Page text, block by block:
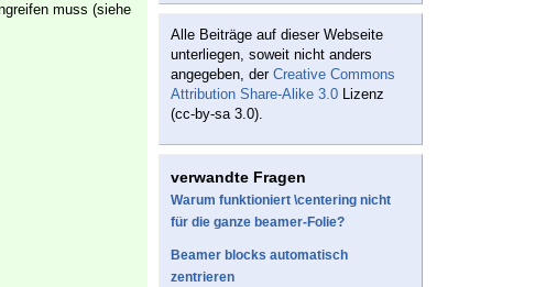
muss (siehe
Alle Beiträge auf dieser Webseite
unterliegen, soweit nicht anders
angegeben, der Creative Commons
Attribution Share-Alike 3.0 Lizenz
(cc-by-sa 3.0).
verwandte Fragen
Warum funktioniert \centering nicht
für die ganze beamer-Folie?
Beamer blocks automatisch
zentrieren